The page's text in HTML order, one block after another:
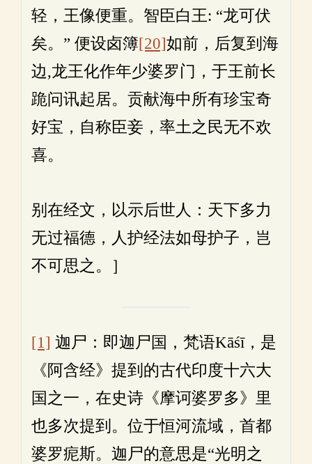
轻，王像便重。智臣白王: “龙可伏
矣。” 便设卤簿[20]如前，后复到海
边,龙王化作年少婆罗门，于王前长
跪问讯起居。贡献海中所有珍宝奇
好宝，自称臣妾，率土之民无不欢
喜。
别在经文，以示后世人：天下多力
无过福德，人护经法如母护子，岂
不可思之。］
[1] 迦尸：即迦尸国，梵语Kāśī，是
《阿含经》提到的古代印度十六大
国之一，在史诗《摩诃婆罗多》里
也多次提到。位于恒河流域，首都
婆罗痆斯。迦尸的意思是“光明之